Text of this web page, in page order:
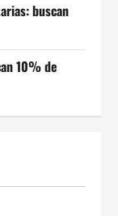
buscan
10% de